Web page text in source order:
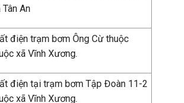
Tân An
điện trạm bơm Ông Cừ thuộc
xã Vĩnh Xương.
điện tại trạm bơm Tập Đoàn 11-2
xã Vĩnh Xương.